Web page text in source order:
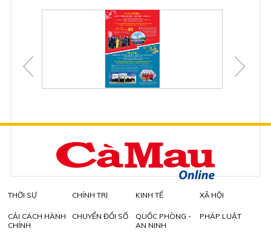
THỜI SỰ CHÍNH TRỊ KINH TẾ XÃ HỘI
CẢI CÁCH HÀNH
CHÍNH
CHUYỂN ĐỔI SỐ
QUỐC PHÒNG -
AN NINH
PHÁP LUẬT